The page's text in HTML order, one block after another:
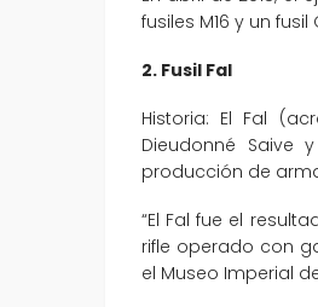
fusiles M16 y un
2. Fusil Fal
Historia: El Fal
Dieudonné Saive
producción de
“El Fal fue el
rifle operado con
el Museo Imperial